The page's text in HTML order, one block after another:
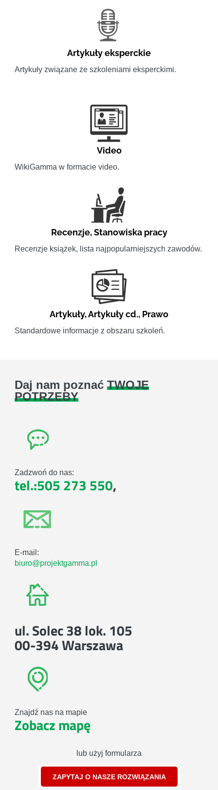
Artykuły eksperckie
Artykuły związane ze szkoleniami eksperckimi.
Video
WikiGamma w formacie video.
Recenzje,Stanowiska pracy
Recenzje książek, lista najpopularniejszych zawodów.
Artykuły,Artykuły cd., Prawo
Standardowe informacje z obszaru szkoleń.
Daj nam poznać TWOJE
POTRZEBY
Zadzwoń do nas:
tel.:505 273 550,
E-mail:
biuro@projektgamma.pl
ul. Solec 38 lok. 105
00-394 Warszawa
Znajdź nas na mapie
Zobacz mapę
lub użyj formularza
ZAPYTAJ O NASZE ROZWIĄZANIA